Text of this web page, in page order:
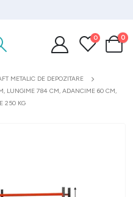
0 0
METALIC DE DEPOZITARE
LUNGIME 784 CM, ADANCIME 60 CM,
250 KG